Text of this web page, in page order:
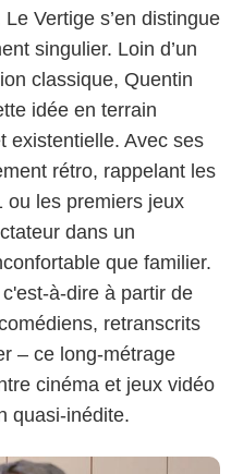
Le Vertige s’en distingue
singulier. Loin d’un
classique, Quentin
idée en terrain
existentielle. Avec ses
rétro, rappelant les
ou les premiers jeux
dans un
que familier.
à-dire à partir de
retranscrits
– ce long-métrage
cinéma et jeux vidéo
quasi-inédite.